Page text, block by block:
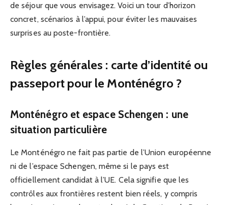
de séjour que vous envisagez. Voici un tour d’horizon
concret, scénarios à l’appui, pour éviter les mauvaises
surprises au poste-frontière.
Règles générales : carte d’identité ou
passeport pour le Monténégro ?
Monténégro et espace Schengen : une
situation particulière
Le Monténégro ne fait pas partie de l’Union européenne
ni de l’espace Schengen, même si le pays est
officiellement candidat à l’UE. Cela signifie que les
contrôles aux frontières restent bien réels, y compris